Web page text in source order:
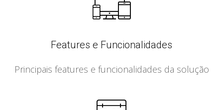
Features e Funcionalidades
Principais features e funcionalidades da solução